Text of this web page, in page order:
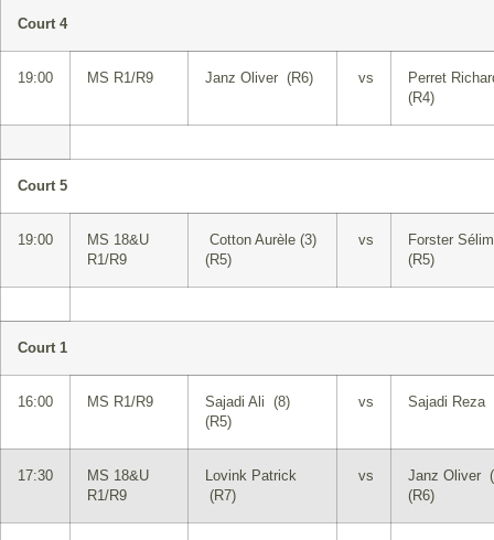
Court 4
19:00 MS R1/R9 Janz Oliver (R6) vs
Perret
(R4)
Court 5
19:00
MS 18&U
R1/R9
Cotton Aurèle (3)
(R5)
vs
Forster
(R5)
Court 1
16:00 MS R1/R9
Sajadi Ali (8)
(R5)
vs Sajadi Reza
17:30
MS 18&U
R1/R9
Lovink Patrick
(R7)
vs
Janz Oliver
(R6)